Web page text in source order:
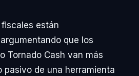
están
que los
Tornado Cash van más
pasivo de una herramienta